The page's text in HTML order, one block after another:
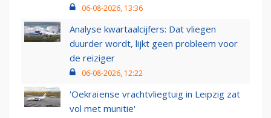
06-08-2026, 13:36
Analyse kwartaalcijfers: Dat vliegen
duurder wordt, lijkt geen probleem voor
de reiziger
06-08-2026, 12:22
'Oekraïense vrachtvliegtuig in Leipzig zat
vol met munitie'